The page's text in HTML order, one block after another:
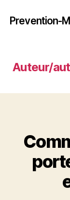
Prevention-
Auteur/